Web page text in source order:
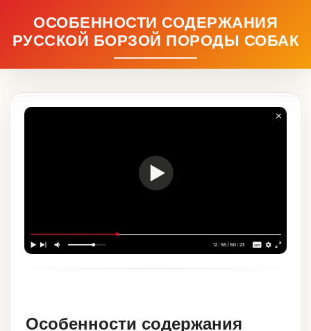
ОСОБЕННОСТИ СОДЕРЖАНИЯ
РУССКОЙ БОРЗОЙ ПОРОДЫ СОБАК
Особенности содержания